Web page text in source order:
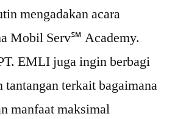
mengadakan acara
Mobil Serv℠ Academy.
EMLI juga ingin berbagi
tantangan terkait bagaimana
manfaat maksimal